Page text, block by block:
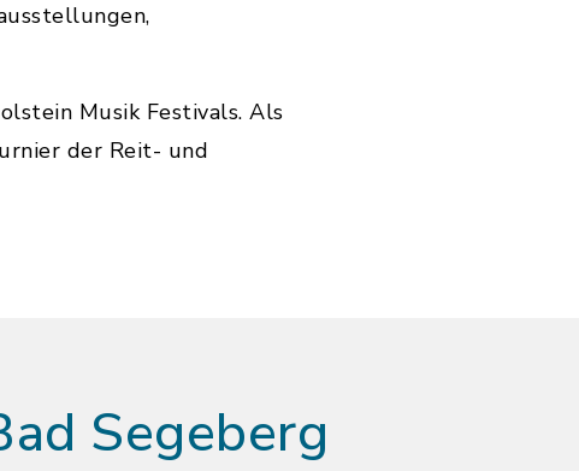
Musik Festivals. Als
der Reit- und
Segeberg